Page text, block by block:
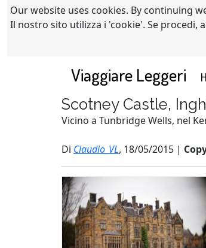
Our website uses cookies. By continuing
Il nostro sito utilizza i 'cookie'. Se procedi,
Viaggiare Leggeri
Scotney Castle,
Vicino a Tunbridge Wells, nel
Di Claudio_VL, 18/05/2015 |